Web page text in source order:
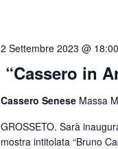
“Cassero in
2 Settembre 2023 @ 18:00
Cassero Senese Massa
GROSSETO. Sarà
mostra intitolata “Bruno